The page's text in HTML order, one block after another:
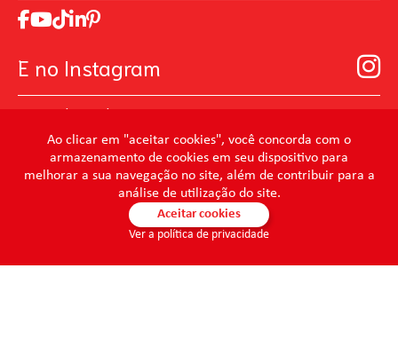
Ao clicar em "aceitar cookies", você concorda com o
armazenamento de cookies em seu dispositivo para
melhorar a sua navegação no site, além de contribuir para a
análise de utilização do site.
Aceitar cookies
Ver a política de privacidade
Relatório de Sustentabilidade 2025
Código de ética
Acionistas
Prevenir Não Dói
Art Of Love
Seja um distribuidor de Limpeza Profissional
E no Instagram
@mundocondor
@condorbeleza
@condorlimpeza
@condorhigienebucal
@condorpinturaimobiliaria
@condorpinturaartistica
@condorlimpezaprofissional